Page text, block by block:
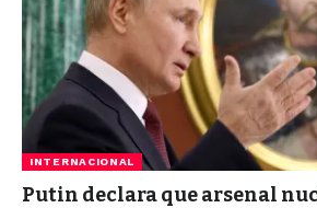
INTERNACIONAL
Putin declara que arsenal